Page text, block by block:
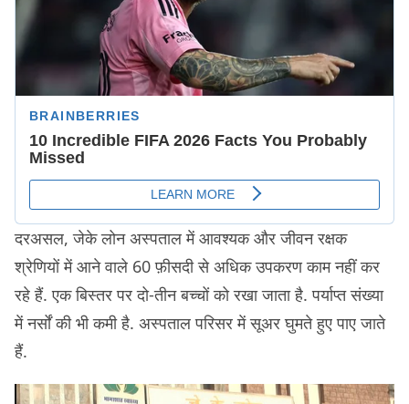
दरअसल, जेके लोन अस्पताल में आवश्यक और जीवन रक्षक
श्रेणियों में आने वाले 60 फ़ीसदी से अधिक उपकरण काम नहीं कर
रहे हैं. एक बिस्तर पर दो-तीन बच्चों को रखा जाता है. पर्याप्त संख्या
में नर्सों की भी कमी है. अस्पताल परिसर में सूअर घुमते हुए पाए जाते
हैं.